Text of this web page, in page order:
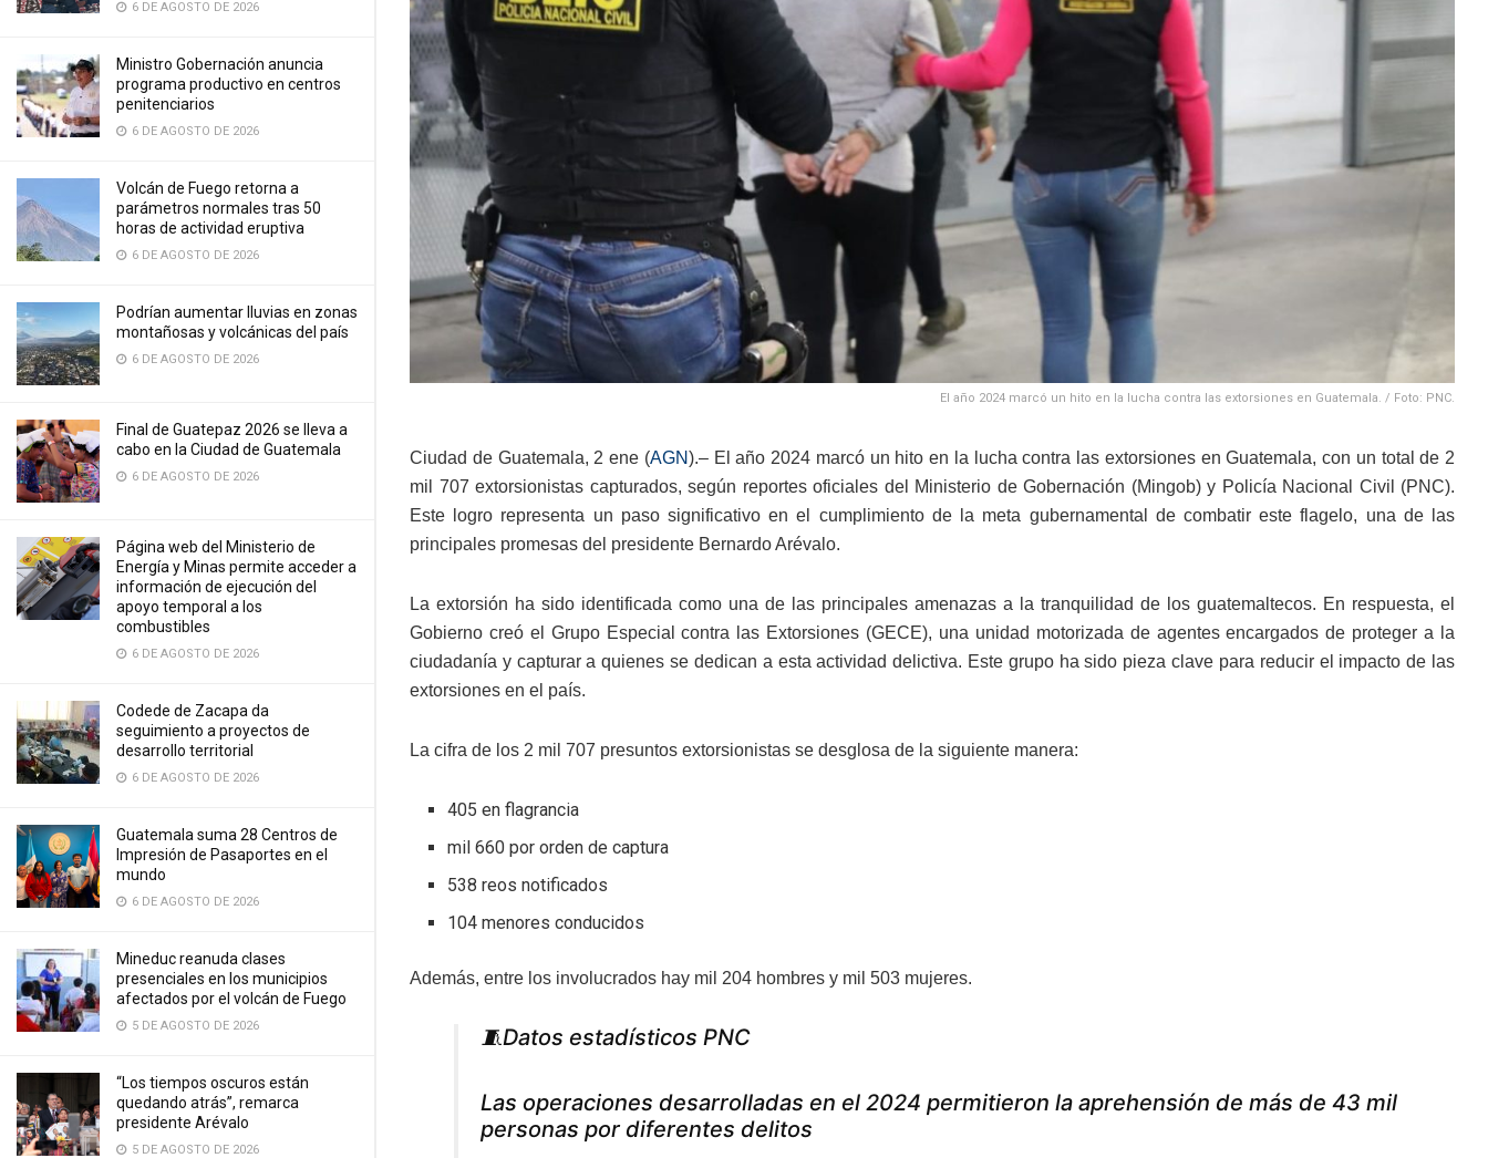
6 DE AGOSTO DE 2026
Ministro Gobernación anuncia
programa productivo en centros
penitenciarios
6 DE AGOSTO DE 2026
Volcán de Fuego retorna a
parámetros normales tras 50
horas de actividad eruptiva
6 DE AGOSTO DE 2026
Podrían aumentar lluvias en zonas
montañosas y volcánicas del país
6 DE AGOSTO DE 2026
Final de Guatepaz 2026 se lleva a
cabo en la Ciudad de Guatemala
6 DE AGOSTO DE 2026
Página web del Ministerio de
Energía y Minas permite acceder a
información de ejecución del
apoyo temporal a los
combustibles
6 DE AGOSTO DE 2026
Codede de Zacapa da
seguimiento a proyectos de
desarrollo territorial
6 DE AGOSTO DE 2026
Guatemala suma 28 Centros de
Impresión de Pasaportes en el
mundo
6 DE AGOSTO DE 2026
Mineduc reanuda clases
presenciales en los municipios
afectados por el volcán de Fuego
5 DE AGOSTO DE 2026
“Los tiempos oscuros están
quedando atrás”, remarca
presidente Arévalo
5 DE AGOSTO DE 2026
El año 2024 marcó un hito en la lucha contra las extorsiones en Guatemala. / Foto: PNC.
Ciudad de Guatemala, 2 ene (AGN).– El año 2024 marcó un hito en la lucha contra las extorsiones en Guatemala, con un total de 2
mil 707 extorsionistas capturados, según reportes oficiales del Ministerio de Gobernación (Mingob) y Policía Nacional Civil (PNC).
Este logro representa un paso significativo en el cumplimiento de la meta gubernamental de combatir este flagelo, una de las
principales promesas del presidente Bernardo Arévalo.
La extorsión ha sido identificada como una de las principales amenazas a la tranquilidad de los guatemaltecos. En respuesta, el
Gobierno creó el Grupo Especial contra las Extorsiones (GECE), una unidad motorizada de agentes encargados de proteger a la
ciudadanía y capturar a quienes se dedican a esta actividad delictiva. Este grupo ha sido pieza clave para reducir el impacto de las
extorsiones en el país.
La cifra de los 2 mil 707 presuntos extorsionistas se desglosa de la siguiente manera:
405 en flagrancia
mil 660 por orden de captura
538 reos notificados
104 menores conducidos
Además, entre los involucrados hay mil 204 hombres y mil 503 mujeres.
🧵Datos estadísticos PNC
Las operaciones desarrolladas en el 2024 permitieron la aprehensión de más de 43 mil
personas por diferentes delitos